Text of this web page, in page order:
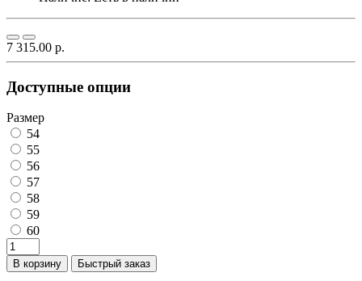
7 315.00 р.
Доступные опции
Размер
54
55
56
57
58
59
60
В корзину Быстрый заказ